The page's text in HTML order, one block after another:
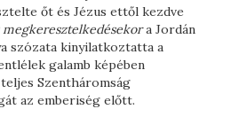
őt és Jézus ettől kezdve
megkeresztelkedésekora Jordán
szózata kinyilatkoztatta a
galamb képében
Szentháromság
az emberiség előtt.